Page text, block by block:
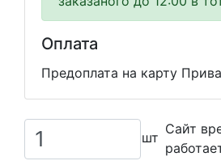
Оплата
Предоплата на карту
шт
Сайт